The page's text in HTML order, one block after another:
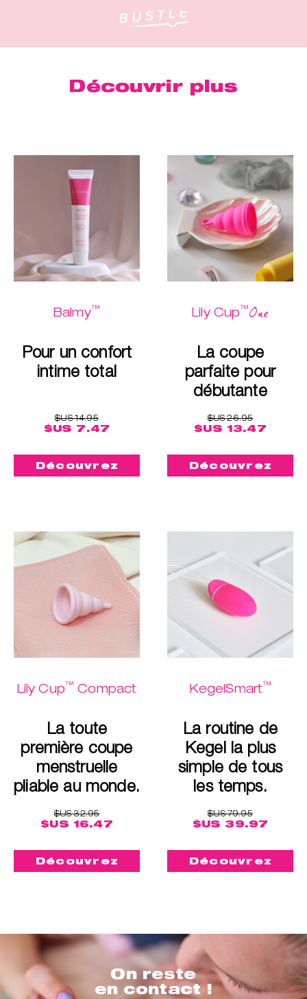
Découvrir plus
Balmy™
Pour un confort
intime total
$US 14.95
$US 7.47
Découvrez
Lily Cup™One
La coupe
parfaite pour
débutante
$US 26.95
$US 13.47
Découvrez
Lily Cup™ Compact
La toute
première coupe
menstruelle
pliable au monde.
$US 32.95
$US 16.47
Découvrez
KegelSmart™
La routine de
Kegel la plus
simple de tous
les temps.
$US 79.95
$US 39.97
Découvrez
On reste
en contact !